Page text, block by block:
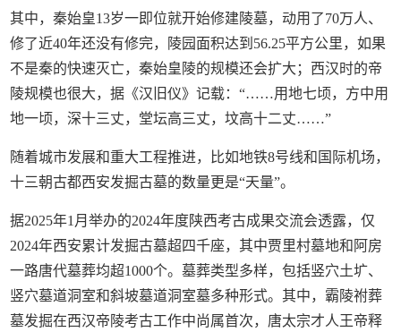
其中，秦始皇13岁一即位就开始修建陵墓，动用了70万人、
修了近40年还没有修完，陵园面积达到56.25平方公里，如果
不是秦的快速灭亡，秦始皇陵的规模还会扩大；西汉时的帝
陵规模也很大，据《汉旧仪》记载：“……用地七顷，方中用
地一顷，深十三丈，堂坛高三丈，坟高十二丈……”
随着城市发展和重大工程推进，比如地铁8号线和国际机场，
十三朝古都西安发掘古墓的数量更是“天量”。
据2025年1月举办的2024年度陕西考古成果交流会透露，仅
2024年西安累计发掘古墓超四千座，其中贾里村墓地和阿房
一路唐代墓葬均超1000个。墓葬类型多样，包括竖穴土圹、
竖穴墓道洞室和斜坡墓道洞室墓多种形式。其中，霸陵祔葬
墓发掘在西汉帝陵考古工作中尚属首次，唐太宗才人王帝释